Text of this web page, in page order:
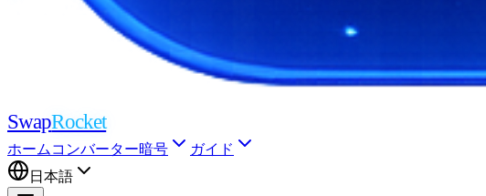
SwapRocket
ホーム コンバーター暗号
ガイド
日本語